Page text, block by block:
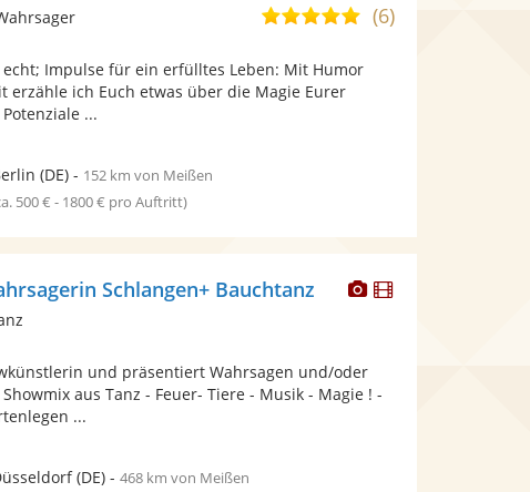
Künstler
5,0
5
(6)
Impulse für ein erfülltes Leben: Mit Humor
erzähle ich Euch etwas über die Magie Eurer
...
(DE)- 152 km von Meißen
500 € - 1800 € pro Auftritt)
Dieser
bereit.
Dieser
Schlangen+ Bauchtanz
und präsentiert Wahrsagen und/oder
aus Tanz - Feuer- Tiere - Musik - Magie ! -
...
(DE)- 468 km von Meißen